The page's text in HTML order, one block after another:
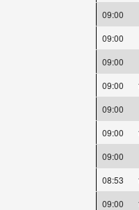
09:00
09:00
09:00
09:00
09:00
09:00
09:00
08:53
09:00